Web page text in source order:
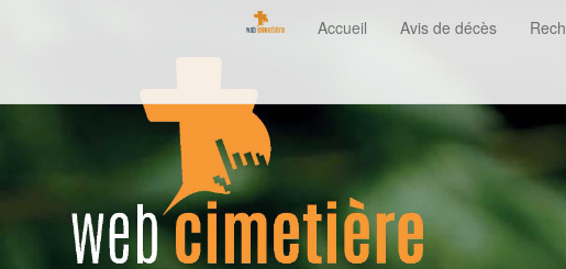
Accueil Avis de décès